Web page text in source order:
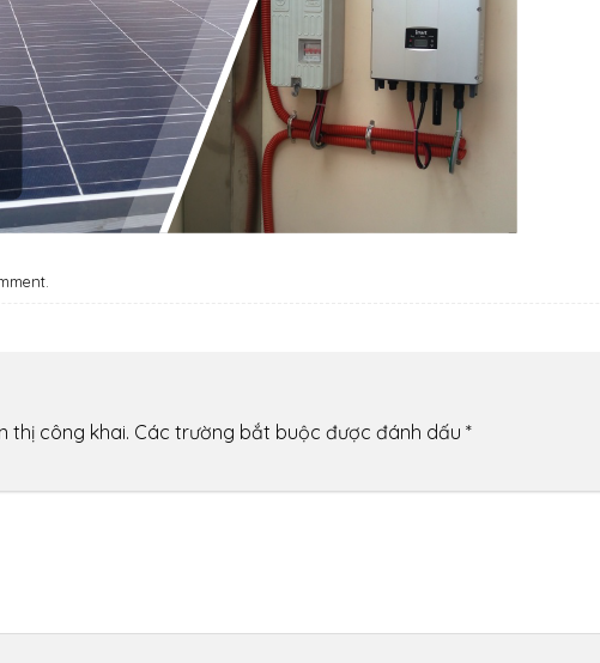
.
thị công khai. Các trường bắt buộc được đánh dấu *